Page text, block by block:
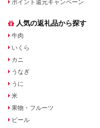
ポイント還元キャンペーン
人気の返礼品から探す
牛肉
いくら
カニ
うなぎ
うに
米
果物・フルーツ
ビール